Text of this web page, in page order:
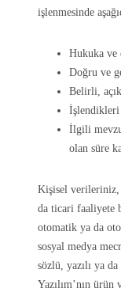
işlenmesinde
Hukuka ve
Doğru ve
Belirli,
İşlendikleri
İlgili
olan süre
Kişisel verileriniz,
da ticari faaliyete
otomatik ya da
sosyal medya
sözlü, yazılı ya
Yazılım’nın ürün